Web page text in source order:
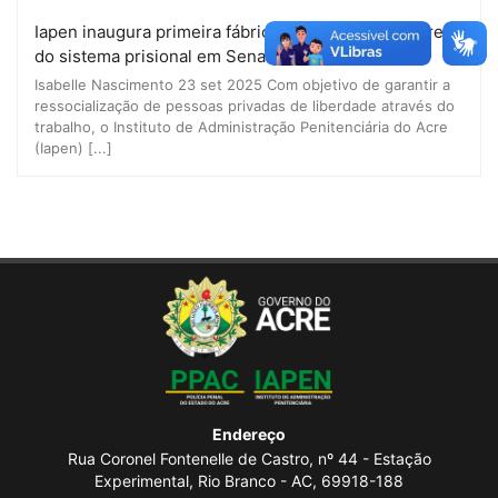
Iapen inaugura primeira fábrica de blocos de concreto
do sistema prisional em Sena Madureira
Isabelle Nascimento 23 set 2025 Com objetivo de garantir a
ressocialização de pessoas privadas de liberdade através do
trabalho, o Instituto de Administração Penitenciária do Acre
(Iapen) [...]
Endereço
Rua Coronel Fontenelle de Castro, nº 44 - Estação
Experimental, Rio Branco - AC, 69918-188